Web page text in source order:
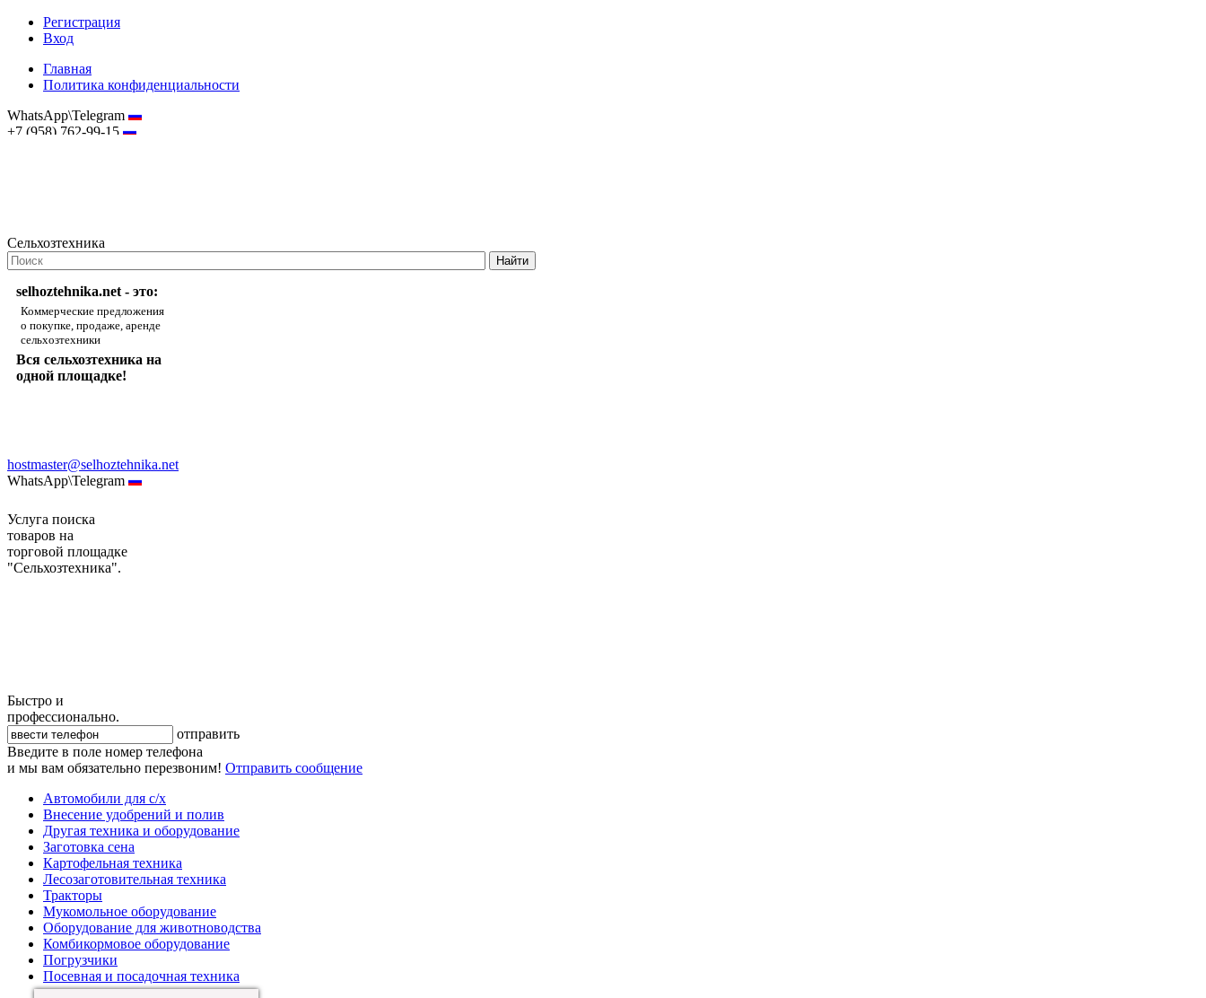
Регистрация
Вход
Главная
Политика конфиденциальности
WhatsApp\Telegram
+7 (958) 762-99-15
Сельхозтехника
selhoztehnika.net - это:
Коммерческие предложения
о покупке, продаже, аренде
сельхозтехники
Вся сельхозтехника на
одной площадке!
hostmaster@selhoztehnika.net
WhatsApp\Telegram
Услуга поиска
товаров на
торговой площадке
"Сельхозтехника".
Быстро и
профессионально.
отправить
Введите в поле номер телефона
и мы вам обязательно перезвоним! Отправить сообщение
Автомобили для с/х
Внесение удобрений и полив
Другая техника и оборудование
Заготовка сена
Картофельная техника
Лесозаготовительная техника
Тракторы
Мукомольное оборудование
Оборудование для животноводства
Комбикормовое оборудование
Погрузчики
Посевная и посадочная техника